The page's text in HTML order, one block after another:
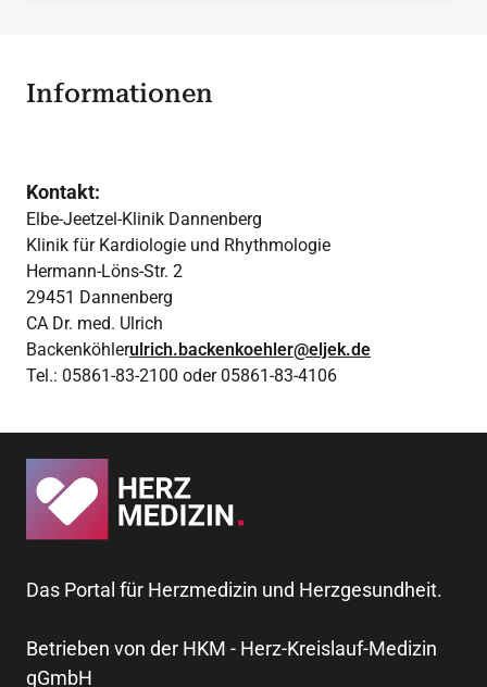
Informationen
Kontakt:
Elbe-Jeetzel-Klinik Dannenberg
Klinik für Kardiologie und Rhythmologie
Hermann-Löns-Str. 2
29451 Dannenberg
CA Dr. med. Ulrich
Backenköhlerulrich.backenkoehler@eljek.de
Tel.: 05861-83-2100 oder 05861-83-4106
Das Portal für Herzmedizin und Herzgesundheit.
Betrieben von der HKM - Herz-Kreislauf-Medizin
gGmbH